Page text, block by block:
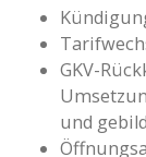
GKV-
und